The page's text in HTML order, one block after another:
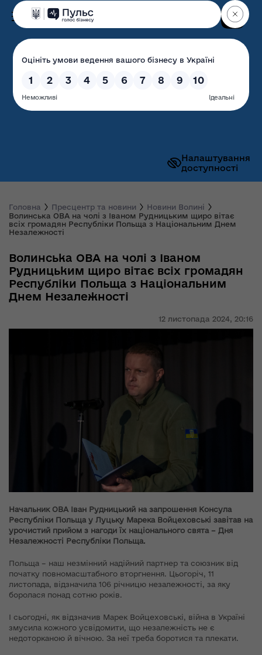
Налаштування
доступності
Волинська обласна
державна адміністрація
Головна Пресцентр та новини
Новини Волині
Волинська ОВА на чолі з Іваном Рудницьким щиро вітає
всіх громадян Республіки Польща з Національним Днем
Незалежності
12 листопада 2024, 20:16
Волинська ОВА на чолі з Іваном
Рудницьким щиро вітає всіх громадян
Республіки Польща з Національним
Днем Незалежності
Начальник ОВА Іван Рудницький на запрошення Консула
Республіки Польща у Луцьку Марека Войцеховські завітав на
урочистий прийом з нагоди їх національного свята – Дня
Незалежності Республіки Польща.
Польща – наш незмінний надійний партнер та союзник від
початку повномасштабного вторгнення. Цьогоріч, 11
листопада, відзначила 106 річницю незалежності, за яку
боролася понад сотню років.
І сьогодні, як відзначив Марек Войцеховські, війна в Україні
змусила кожного усвідомити, що незалежність не є
недоторканою й вічною. За неї треба боротися та плекати.